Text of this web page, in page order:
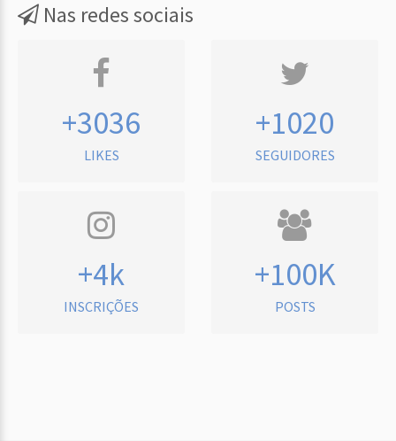
Nas redes sociais
+3036
LIKES
+1020
SEGUIDORES
+4k
INSCRIÇÕES
+100K
POSTS